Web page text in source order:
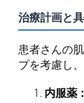
治療計画と
患者さんの
プを考慮し
内服薬：